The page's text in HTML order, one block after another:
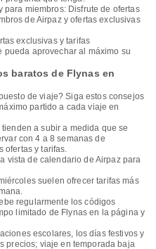
para miembros: Disfrute de ofertas
de Airpaz y ofertas exclusivas
exclusivas y tarifas
aprovechar al máximo su
baratos de Flynas en
de viaje? Siga estos consejos
partido a cada viaje en
a subir a medida que se
con 4 a 8 semanas de
ofertas y tarifas.
vista de calendario de Airpaz para
suelen ofrecer tarifas más
regularmente los códigos
limitado de Flynas en la página y
escolares, los días festivos y
precios; viaje en temporada baja